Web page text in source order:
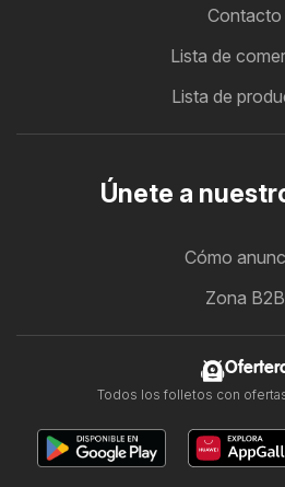
Contacto
Lista de
Lista de
Únete a
Cómo
Zona B2B
Todos los folletos con